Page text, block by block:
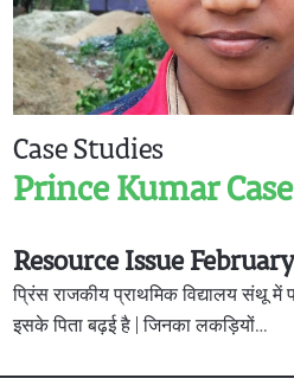
Case Studies
Prince Kumar
Resource Issue
प्रिंस राजकीय प्राथमिक विद्यालय संथू में
इसके पिता बढ़ई है | जिनका लकड़ियों…